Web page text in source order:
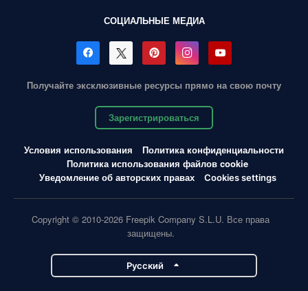
СОЦИАЛЬНЫЕ МЕДИА
Получайте эксклюзивные ресурсы прямо на свою почту
Зарегистрироваться
Условия использования
Политика конфиденциальности
Политика использования файлов cookie
Уведомление об авторских правах
Cookies settings
Copyright © 2010-2026 Freepik Company S.L.U. Все права
защищены.
Pусский